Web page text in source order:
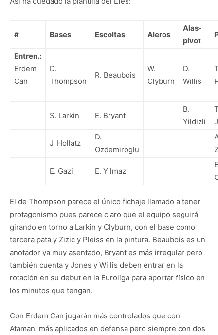
# Bases Escoltas Aleros
Alas-
pívot
Entren.:
Erdem
Can
D.
Thompson
R. Beaubois
W.
Clyburn
D.
Willis
S. Larkin E. Bryant
B.
Yildizli
J. Hollatz
D.
Ozdemiroglu
E. Gazi E. Yilmaz
El de Thompson parece el único fichaje llamado a tener
protagonismo pues parece claro que el equipo seguirá
girando en torno a Larkin y Clyburn, con el base como
tercera pata y Zizic y Pleiss en la pintura. Beaubois es un
anotador ya muy asentado, Bryant es más irregular pero
también cuenta y Jones y Willis deben entrar en la
rotación en su debut en la Euroliga para aportar físico en
los minutos que tengan.
Con Erdem Can jugarán más controlados que con
Ataman, más aplicados en defensa pero siempre con dos